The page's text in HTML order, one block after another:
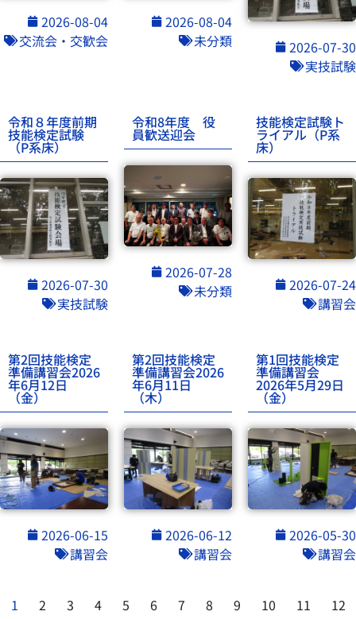
2026-08-04
交流会・交歓会
2026-08-04
未分類
2026-07-30
実技試験
令和８年度前期
技能検定試験
（P系床）
2026-07-30
実技試験
令和8年度 役
員歓送迎会
2026-07-28
未分類
技能検定試験ト
ライアル（P系
床）
2026-07-24
講習会
第2回技能検定
準備講習会2026
年6月12日
（金）
2026-06-15
講習会
第2回技能検定
準備講習会2026
年6月11日
（木）
2026-06-12
講習会
第1回技能検定
準備講習会
2026年5月29日
（金）
2026-05-30
講習会
1 2 3 4 5 6 7 8 9 10 11 12